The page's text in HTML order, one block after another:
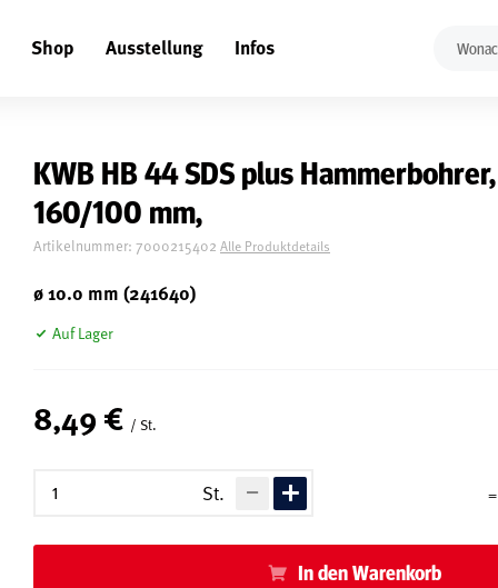
Shop Ausstellung Infos
Suchen
KWB HB 44 SDS plus Hammerbohrer,
160/100 mm,
Artikelnummer: 7000215402 Alle Produktdetails
ø 10.0 mm (241640)
Auf Lager
8,49 € / St.
St. =
In den Warenkorb